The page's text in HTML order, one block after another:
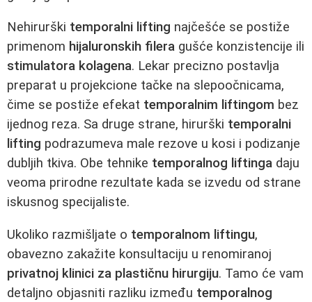
Nehirurški temporalni lifting najčešće se postiže
primenom hijaluronskih filera gušće konzistencije ili
stimulatora kolagena. Lekar precizno postavlja
preparat u projekcione tačke na slepoočnicama,
čime se postiže efekat temporalnim liftingom bez
ijednog reza. Sa druge strane, hirurški temporalni
lifting podrazumeva male rezove u kosi i podizanje
dubljih tkiva. Obe tehnike temporalnog liftinga daju
veoma prirodne rezultate kada se izvedu od strane
iskusnog specijaliste.
Ukoliko razmišljate o temporalnom liftingu,
obavezno zakažite konsultaciju u renomiranoj
privatnoj klinici za plastičnu hirurgiju. Tamo će vam
detaljno objasniti razliku između temporalnog